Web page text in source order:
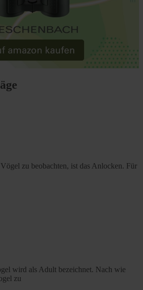
zu beobachten, ist das Anlocken. Für
wird als Adult bezeichnet. Nach wie
zu